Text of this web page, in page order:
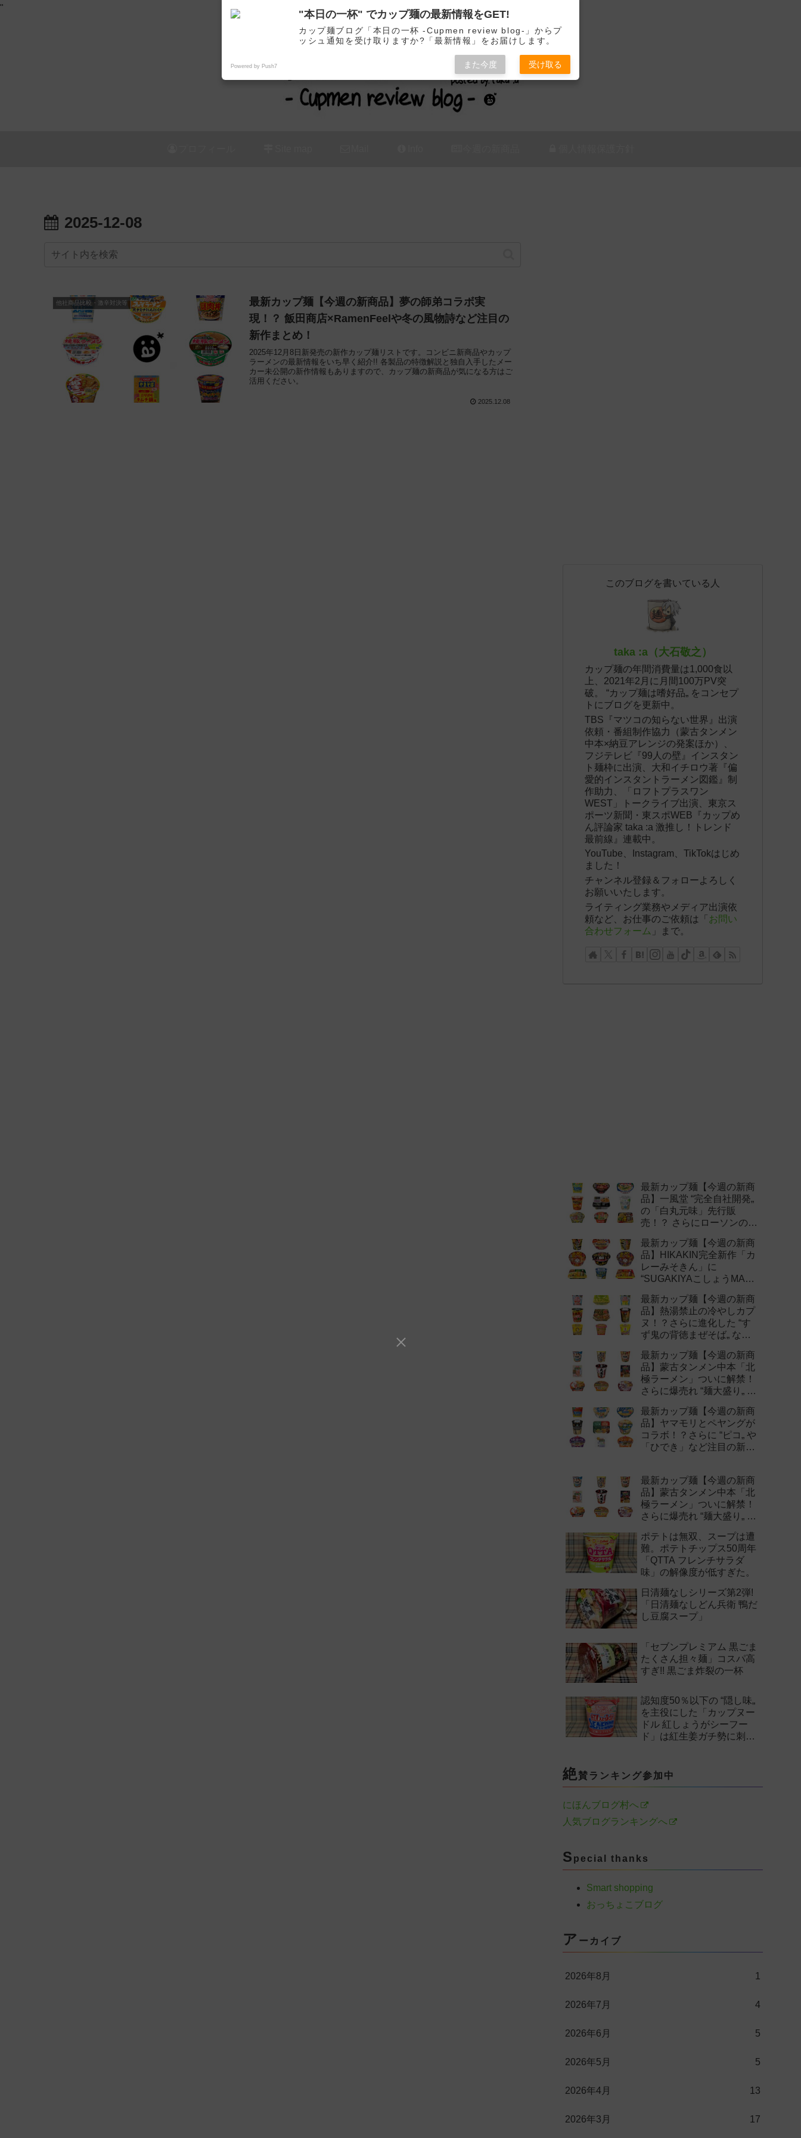
"
カップ麺の新商品をレビュー / アレンジするブログ
2025-12-08
他社商品比較・激辛対決等
最新カップ麺【今週の新商品】夢の師弟コラボ実
現！？ 飯田商店×RamenFeelや冬の風物詩など注目の
新作まとめ！
2025年12月8日新発売の新作カップ麺リストです。コンビニ新商品やカップ
ラーメンの最新情報をいち早く紹介!! 各製品の特徴解説と独自入手したメー
カー未公開の新作情報もありますので、カップ麺の新商品が気になる方はご
活用ください。
2025.12.08
このブログを書いている人
taka :a（大石敬之）
カップ麺の年間消費量は1,000食以
上、2021年2月に月間100万PV突
破。 “カップ麺は嗜好品„ をコンセプ
トにブログを更新中。
TBS『マツコの知らない世界』出演
依頼・番組制作協力（蒙古タンメン
中本×納豆アレンジの発案ほか）、
フジテレビ『99人の壁』インスタン
ト麺枠に出演、大和イチロウ著『偏
愛的インスタントラーメン図鑑』制
作助力、「ロフトプラスワン
WEST」トークライブ出演、東京ス
ポーツ新聞・東スポWEB『カップめ
ん評論家 taka :a 激推し！トレンド
最前線』連載中。
YouTube、Instagram、TikTokはじめ
ました！
チャンネル登録＆フォローよろしく
お願いいたします。
ライティング業務やメディア出演依
頼など、お仕事のご依頼は「 お問い
合わせフォーム 」まで。
最新カップ麺【今週の新商
品】一風堂 “完全自社開発„
の「白丸元味」先行販
売！？ さらにローソンの激
新作まとめ！
最新カップ麺【今週の新商
品】HIKAKIN完全新作「カ
レーみそきん」に
“SUGAKIYAこしょうMAX„
最新カップ麺【今週の新商
品】熱湯禁止の冷やしカプ
ヌ！？さらに進化した “す
ず鬼の背徳まぜそば„ など
最新カップ麺【今週の新商
品】蒙古タンメン中本「北
極ラーメン」ついに解禁！
さらに爆売れ “麺大盛り„ シ
作まとめ！
最新カップ麺【今週の新商
品】ヤマモリとペヤングが
コラボ！？さらに “ピコ„ や
「ひでき」など注目の新作
最新カップ麺【今週の新商
品】蒙古タンメン中本「北
極ラーメン」ついに解禁！
さらに爆売れ “麺大盛り„ シ
作まとめ！
ポテトは無双、スープは遭
難。ポテトチップス50周年
「QTTA フレンチサラダ
味」の解像度が低すぎた。
日清麺なしシリーズ第2弾!
「日清麺なしどん兵衛 鴨だ
し豆腐スープ」
「セブンプレミアム 黒ごま
たくさん担々麺」コスパ高
すぎ!! 黒ごま炸裂の一杯
認知度50％以下の “隠し味„
を主役にした「カップヌー
ドル 紅しょうがシーフー
ド」は紅生姜ガチ勢に刺さ
絶賛ランキング参加中
にほんブログ村へ
人気ブログランキングへ
S pecial thanks
Smart shopping
おっちょこブログ
ア ーカイブ
2026年8月 1
2026年7月 4
2026年6月 5
2026年5月 5
2026年4月 13
2026年3月 17
"本日の一杯" でカップ麺の最新情報をGET!
カップ麺ブログ「本日の一杯 -Cupmen review blog-」からプ
ッシュ通知を受け取りますか?「最新情報」をお届けします。
Powered by Push7 また今度 受け取る